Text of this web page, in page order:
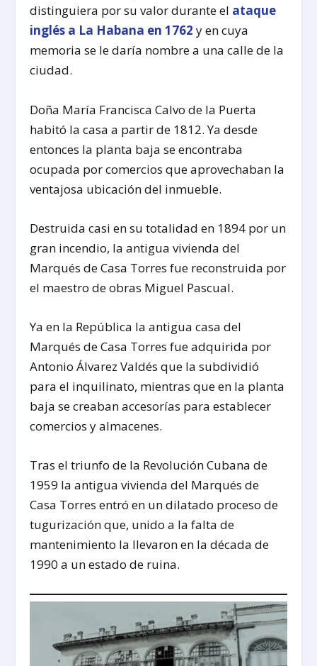
distinguiera por su valor durante el ataque
inglés a La Habana en 1762 y en cuya
memoria se le daría nombre a una calle de la
ciudad.
Doña María Francisca Calvo de la Puerta
habitó la casa a partir de 1812. Ya desde
entonces la planta baja se encontraba
ocupada por comercios que aprovechaban la
ventajosa ubicación del inmueble.
Destruida casi en su totalidad en 1894 por un
gran incendio, la antigua vivienda del
Marqués de Casa Torres fue reconstruida por
el maestro de obras Miguel Pascual.
Ya en la República la antigua casa del
Marqués de Casa Torres fue adquirida por
Antonio Álvarez Valdés que la subdividió
para el inquilinato, mientras que en la planta
baja se creaban accesorías para establecer
comercios y almacenes.
Tras el triunfo de la Revolución Cubana de
1959 la antigua vivienda del Marqués de
Casa Torres entró en un dilatado proceso de
tugurización que, unido a la falta de
mantenimiento la llevaron en la década de
1990 a un estado de ruina.